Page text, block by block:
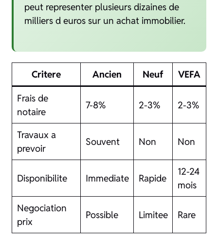
peut representer plusieurs dizaines de
milliers d euros sur un achat immobilier.
Critere Ancien Neuf VEFA
Frais de
notaire
7-8% 2-3% 2-3%
Travaux a
prevoir
Souvent Non Non
Disponibilite Immediate Rapide
12-24
mois
Negociation
prix
Possible Limitee Rare